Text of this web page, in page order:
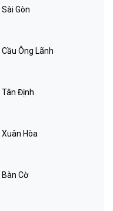
Gòn
Ông Lãnh
Định
Hòa
Cờ